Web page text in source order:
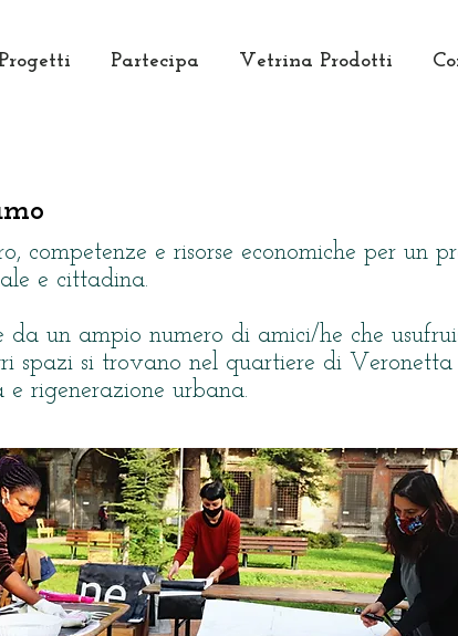
Progetti Partecipa Vetrina Prodotti
e risorse economiche per un
e cittadina.
da un ampio numero di amici/he che
spazi si trovano nel quartiere di Veronetta
e rigenerazione urbana.